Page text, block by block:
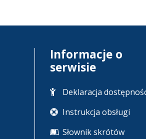
Informacje o
serwisie
Deklaracja
Instrukcja obsługi
Słownik skrótów